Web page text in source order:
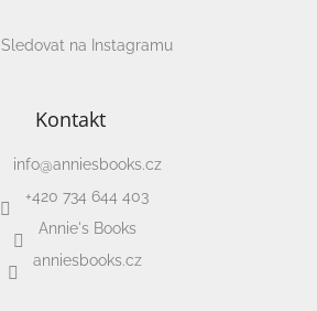
Sledovat na Instagramu
Kontakt
info@anniesbooks.cz
+420 734 644 403
Annie's Books
anniesbooks.cz